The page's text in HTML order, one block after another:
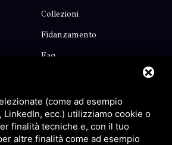
Collezioni
Fidanzamento
Faq
Privacy
(come ad esempio
LinkedIn, ecc.) utilizziamo cookie o
finalità tecniche e, con il tuo
altre finalità come ad esempio